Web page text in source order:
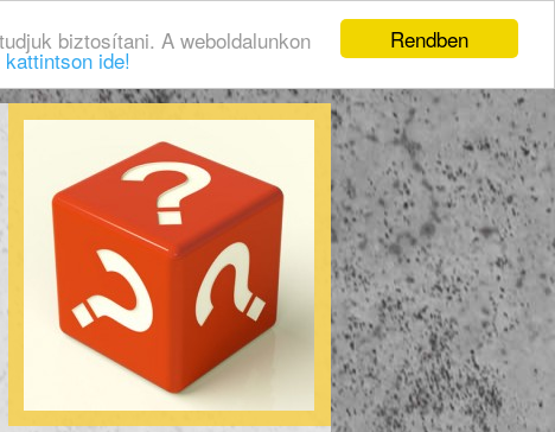
Rendben
biztosítani. A weboldalunkon
ide!